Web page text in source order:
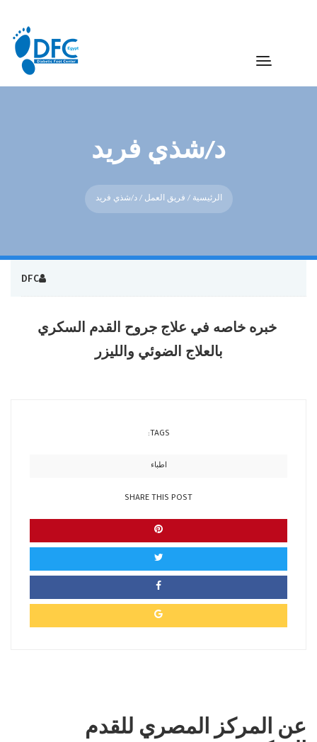
د/شذي فريد
الرئيسية / فريق العمل / د/شذي فريد
DFC
خبره خاصه في علاج جروح القدم السكري
بالعلاج الضوئي والليزر
TAGS:
اطباء
SHARE THIS POST
عن المركز المصري للقدم